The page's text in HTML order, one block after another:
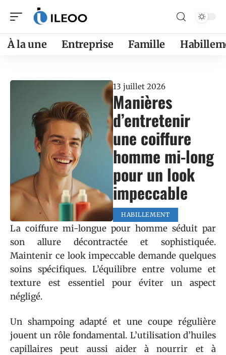
À la une Entreprise Famille
13 juillet 2026
Manières
d’entretenir
une coiffure
homme mi-long
pour un look
impeccable
HABILLEMENT
La coiffure mi-longue pour homme séduit par
son allure décontractée et sophistiquée.
Maintenir ce look impeccable demande quelques
soins spécifiques. L’équilibre entre volume et
texture est essentiel pour éviter un aspect
négligé.
Un shampoing adapté et une coupe régulière
jouent un rôle fondamental. L’utilisation d’huiles
capillaires peut aussi aider à nourrir et à